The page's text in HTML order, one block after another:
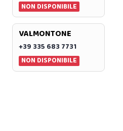
NON DISPONIBILE
VALMONTONE
+39 335 683 7731
NON DISPONIBILE